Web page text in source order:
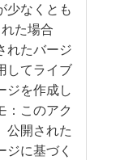
少なくとも
た場合
れたバージ
してライブ
ジを作成し
：このアク
公開された
ジに基づく